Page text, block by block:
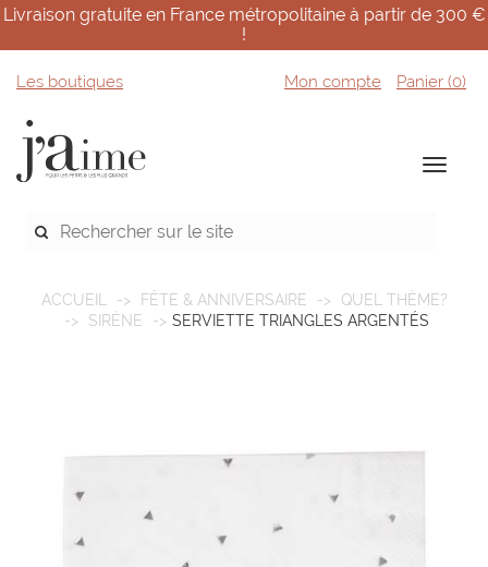
Livraison gratuite en France métropolitaine à partir de 300 €
!
Les boutiques Mon compte Panier (0)
ACCUEIL FÊTE & ANNIVERSAIRE
QUEL THÈME?
SIRÈNE
SERVIETTE TRIANGLES ARGENTÉS